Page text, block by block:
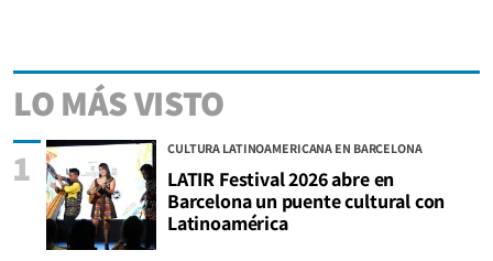
LO MÁS VISTO
CULTURA LATINOAMERICANA EN BARCELONA
LATIR Festival 2026 abre en
Barcelona un puente cultural con
Latinoamérica
1